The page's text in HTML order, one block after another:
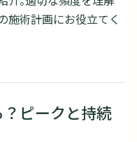
施術計画にお役立てく
ピークと持続